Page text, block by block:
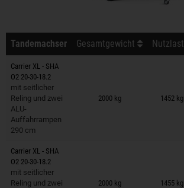
Tandemachser Gesamtgewicht Nutzlast
Carrier XL - SHA
O2 20-30-18.2
mit seitlicher
Reling und zwei
ALU-
Auffahrrampen
290 cm
2000 kg 1452 kg
Anhänger auf Merkzettel
Carrier XL - SHA
O2 20-30-18.2
mit seitlicher
Reling und zwei
2000 kg 1455 kg
Anhänger auf Merkzettel